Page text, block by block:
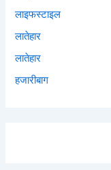
लाइफस्टाइल
लातेहार
लातेहार
हजारीबाग